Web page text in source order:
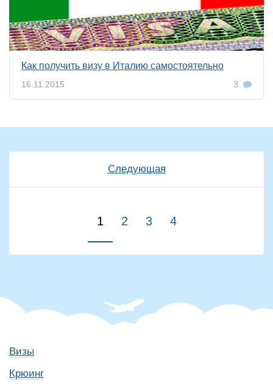
Как получить визу в Италию самостоятельно
16.11.2015 3
Следующая
1 2 3 4
Визы
Крюинг